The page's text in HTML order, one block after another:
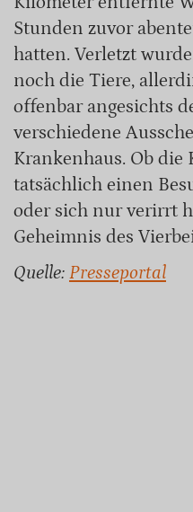
Stunden zuvor
hatten. Verletzt
noch die Tiere,
offenbar angesichts
verschiedene
Krankenhaus. Ob die
tatsächlich einen
oder sich nur verirrt
Geheimnis des
Quelle: Presseportal